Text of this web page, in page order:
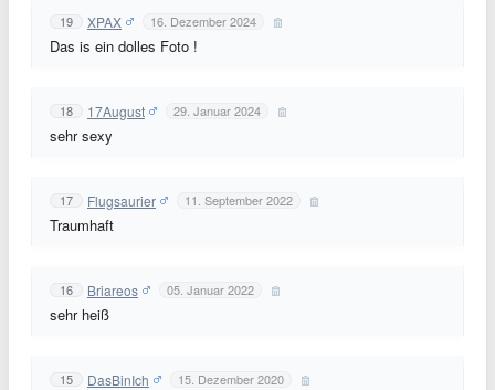
19 XPAX 16. Dezember 2024
Das is ein dolles Foto !
18 17August 29. Januar 2024
sehr sexy
17 Flugsaurier 11. September 2022
Traumhaft
16 Briareos 05. Januar 2022
sehr heiß
15 DasBinIch 15. Dezember 2020